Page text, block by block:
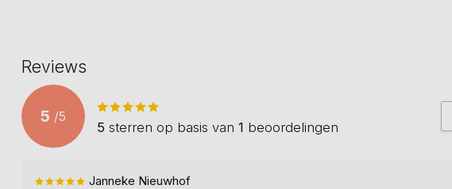
Reviews
5 /5
5 sterren op basis van 1 beoordelingen
Janneke Nieuwhof